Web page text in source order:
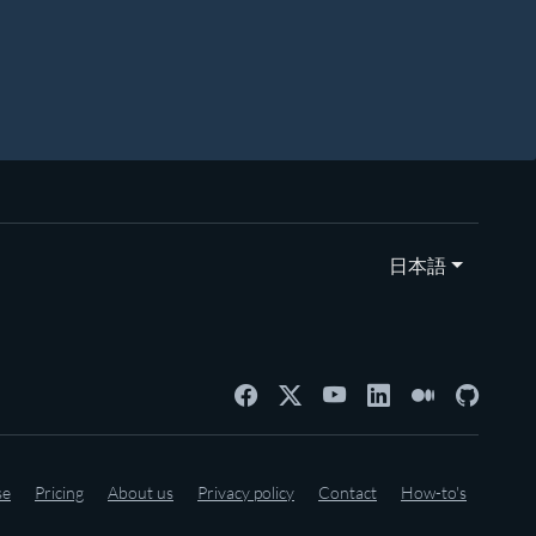
日本語
Pricing About us Privacy policy Contact How-to's